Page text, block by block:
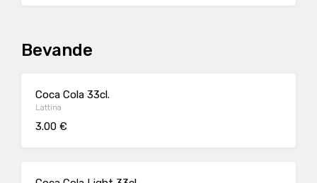
Bevande
Coca Cola 33cl.
Lattina
3.00 €